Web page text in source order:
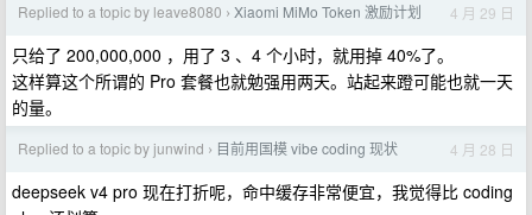
Replied to a topic by leave8080 › Xiaomi MiMo Token 激励计划 4 月 29 日
只给了 200,000,000 ，用了 3 、4 个小时，就用掉 40%了。
这样算这个所谓的 Pro 套餐也就勉强用两天。站起来蹬可能也就一天
的量。
Replied to a topic by junwind › 目前用国模 vibe coding 现状 4 月 28 日
deepseek v4 pro 现在打折呢，命中缓存非常便宜，我觉得比 coding